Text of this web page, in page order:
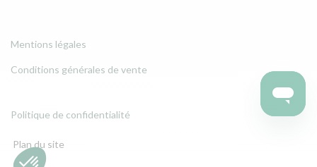
Mentions légales
Conditions générales de vente
Politique de confidentialité
Plan du site